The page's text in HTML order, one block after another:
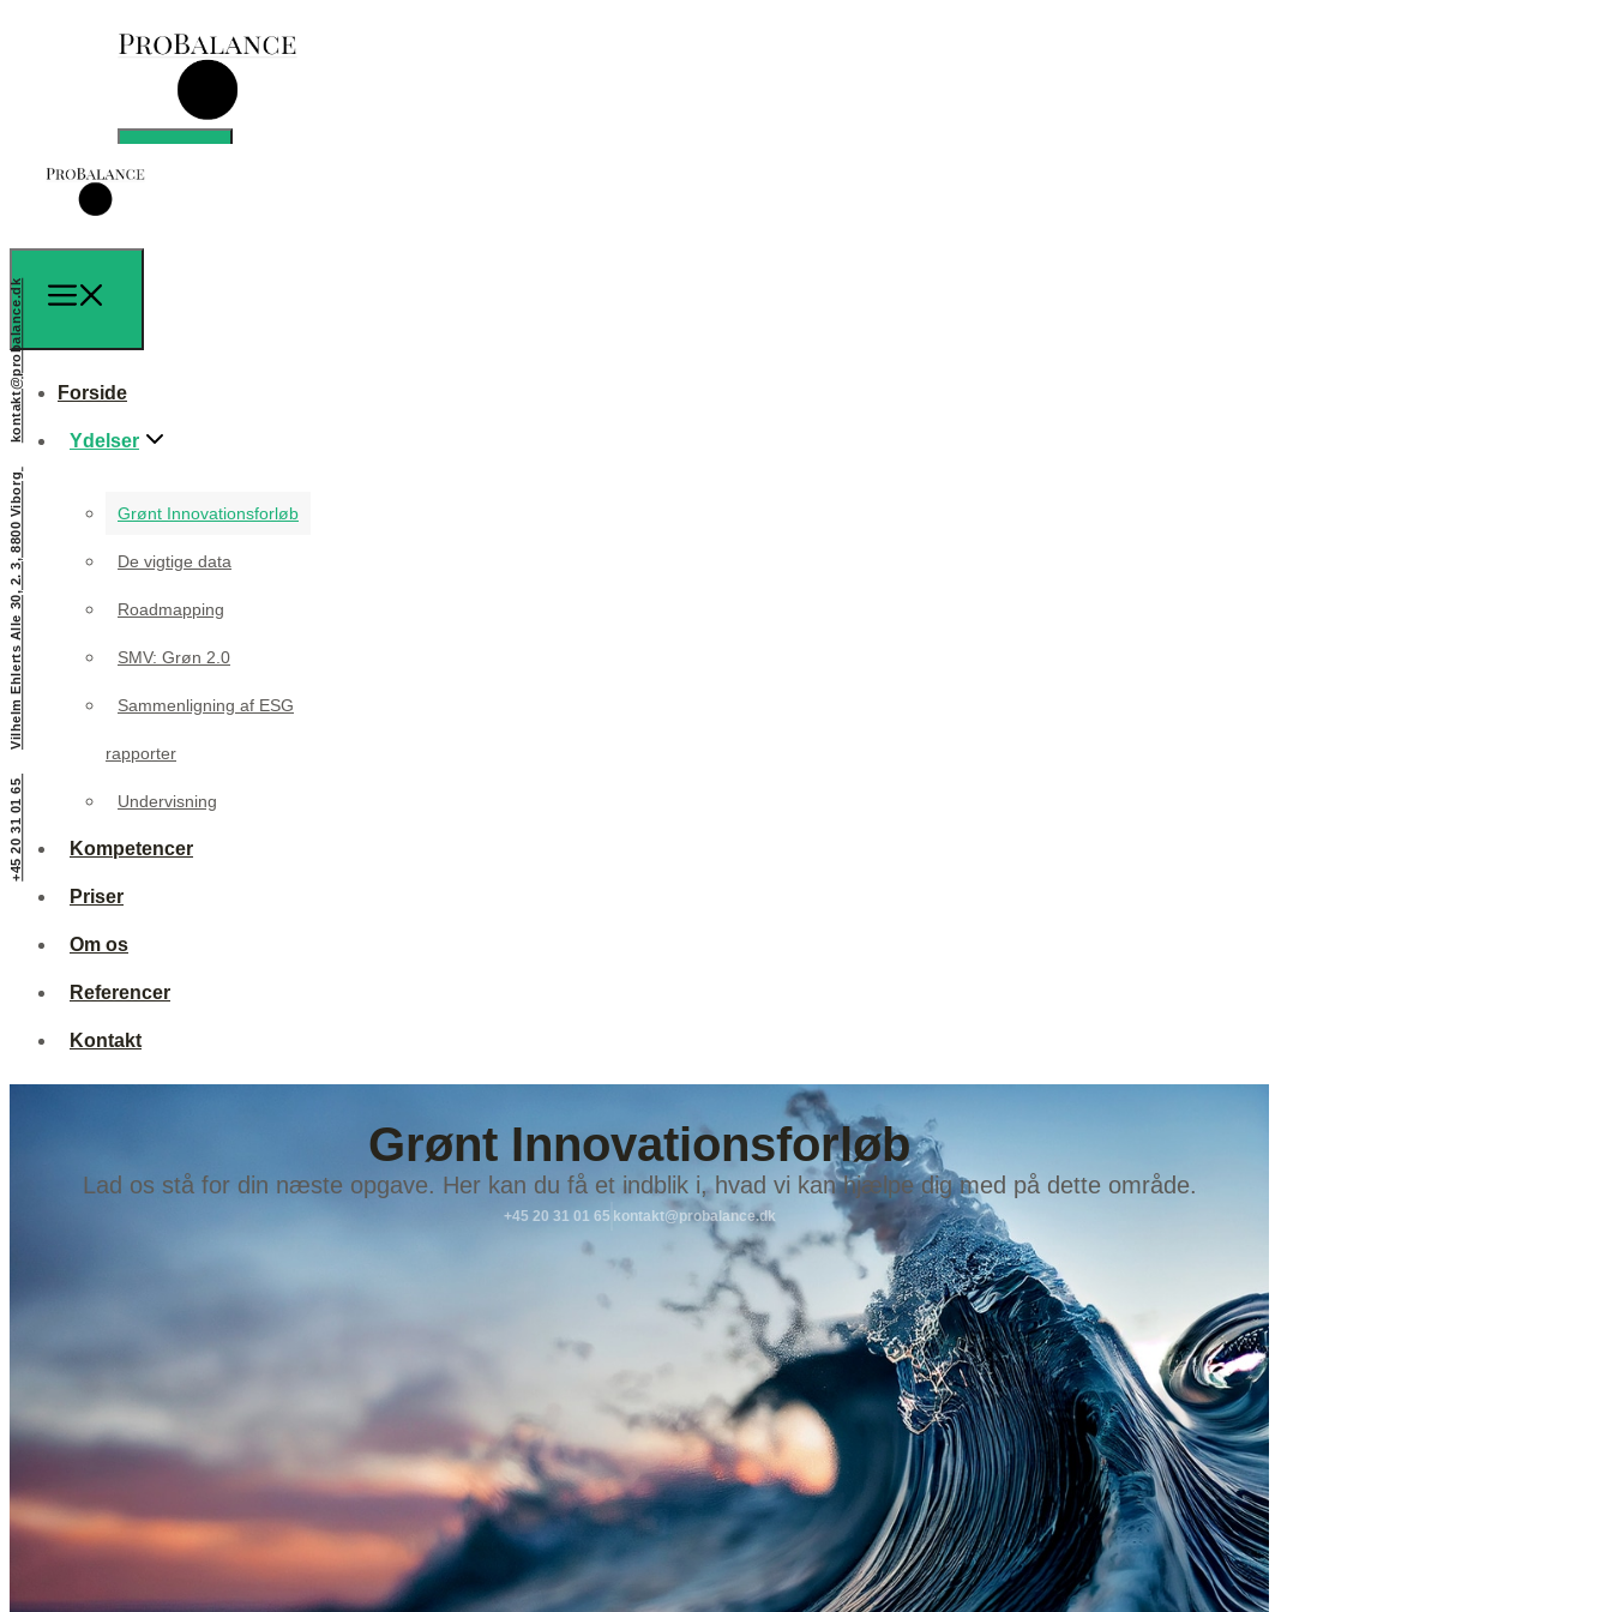
+45 20 31 01 65
Vilhelm Ehlerts Alle 30, 2. 3, 8800 Viborg
kontakt@probalance.dk
Roadmapping
SMV: Grøn 2.0
rapporter
Undervisning
Priser
Om os
Forside
Ydelser
Grønt Innovationsforløb
De vigtige data
Roadmapping
SMV: Grøn 2.0
Sammenligning af ESG
rapporter
Undervisning
Kompetencer
Priser
Om os
Referencer
Kontakt
Grønt Innovationsforløb
Lad os stå for din næste opgave. Her kan du få et indblik i, hvad vi kan hjælpe dig med på dette område.
+45 20 31 01 65 kontakt@probalance.dk